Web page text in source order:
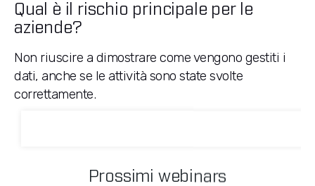
Qual è il rischio principale per le
aziende?
Non riuscire a dimostrare come vengono gestiti i
dati, anche se le attività sono state svolte
correttamente.
Prossimi webinars